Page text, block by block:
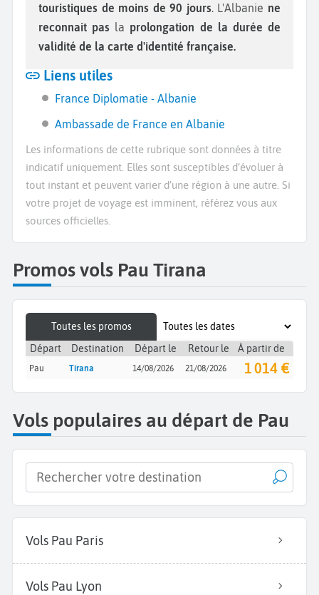
touristiques de moins de 90 jours. L'Albanie ne
reconnait pas la prolongation de la durée de
validité de la carte d'identité française.
Liens utiles
France Diplomatie - Albanie
Ambassade de France en Albanie
Les informations de cette rubrique sont données à titre
indicatif uniquement. Elles sont susceptibles d’évoluer à
tout instant et peuvent varier d’une région à une autre. Si
votre projet de voyage est imminent, référez vous aux
sources officielles.
Promos vols Pau Tirana
Toutes les promos
Départ
Destination Départ le Retour le À partir de
Pau Tirana 14/08/2026 21/08/2026 1 014 €
Vols populaires au départ de Pau
Vols Pau Paris
Vols Pau Lyon